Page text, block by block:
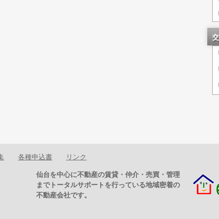
各種申込書 リンク
仙台を中心に不動産の賃貸・仲介・売買・管理
までトータルサポートを行っている地域密着の
不動産会社です。